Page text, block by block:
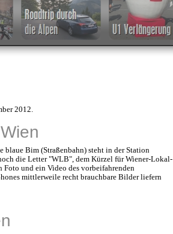
2012.
Bim (Straßenbahn) steht in der Station
die Letter "WLB", dem Kürzel für Wiener-Lokal-
Foto und ein Video des vorbeifahrenden
mittlerweile recht brauchbare Bilder liefern